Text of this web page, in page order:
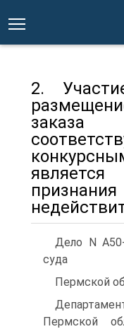
2.
Дело N
суда
Пермской
Пермской